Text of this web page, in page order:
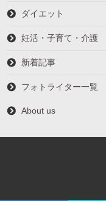
ダイエット
妊活・子育て・介護
新着記事
フォトライター一覧
About us